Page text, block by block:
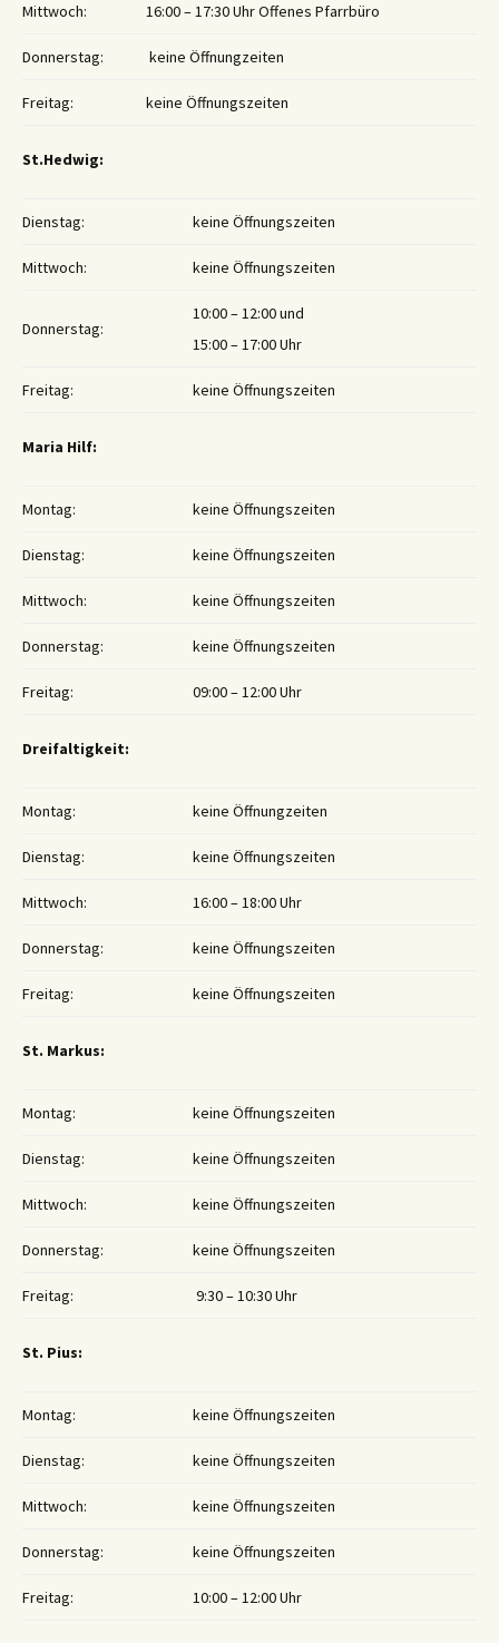
Mittwoch: 16:00 – 17:30 Uhr Offenes Pfarrbüro
Donnerstag: keine Öffnungzeiten
Freitag: keine Öffnungszeiten
St.Hedwig:
Dienstag: keine Öffnungszeiten
Mittwoch: keine Öffnungszeiten
Donnerstag:
10:00 – 12:00 und
15:00 – 17:00 Uhr
Freitag: keine Öffnungszeiten
Maria Hilf:
Montag: keine Öffnungszeiten
Dienstag: keine Öffnungszeiten
Mittwoch: keine Öffnungszeiten
Donnerstag: keine Öffnungszeiten
Freitag: 09:00 – 12:00 Uhr
Dreifaltigkeit:
Montag: keine Öffnungzeiten
Dienstag: keine Öffnungszeiten
Mittwoch: 16:00 – 18:00 Uhr
Donnerstag: keine Öffnungszeiten
Freitag: keine Öffnungszeiten
St. Markus:
Montag: keine Öffnungszeiten
Dienstag: keine Öffnungszeiten
Mittwoch: keine Öffnungszeiten
Donnerstag: keine Öffnungszeiten
Freitag: 9:30 – 10:30 Uhr
St. Pius:
Montag: keine Öffnungszeiten
Dienstag: keine Öffnungszeiten
Mittwoch: keine Öffnungszeiten
Donnerstag: keine Öffnungszeiten
Freitag: 10:00 – 12:00 Uhr